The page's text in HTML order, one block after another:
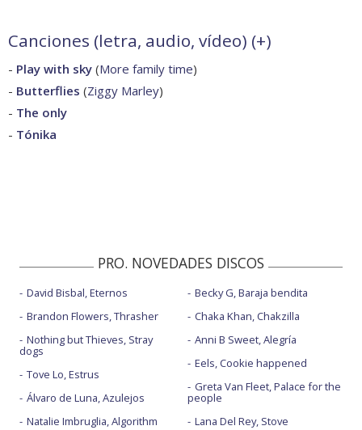
Canciones (letra, audio, vídeo) (+)
- Play with sky (More family time)
- Butterflies (Ziggy Marley)
- The only
- Tónika
PRO. NOVEDADES DISCOS
David Bisbal, Eternos
Brandon Flowers, Thrasher
Nothing but Thieves, Stray
dogs
Tove Lo, Estrus
Álvaro de Luna, Azulejos
Natalie Imbruglia, Algorithm
Becky G, Baraja bendita
Chaka Khan, Chakzilla
Anni B Sweet, Alegría
Eels, Cookie happened
Greta Van Fleet, Palace for the
people
Lana Del Rey, Stove